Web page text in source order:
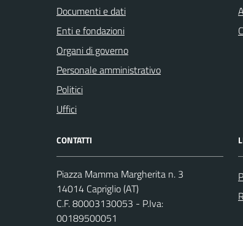
Documenti e dati
Enti e fondazioni
Organi di governo
Personale amministrativo
Politici
Uffici
CONTATTI
Piazza Mamma Margherita n. 3
14014 Capriglio (AT)
C.F. 80003130053 - P.Iva:
00189500051